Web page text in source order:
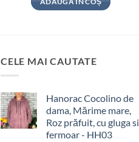
fost:
444 lei.
CELE MAI CAUTATE
Hanorac Cocolino de
dama, Mărime mare,
Roz prăfuit, cu gluga si
fermoar - HH03